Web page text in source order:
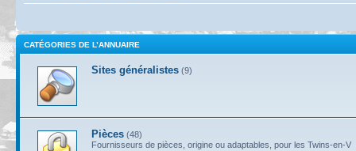
CATÉGORIES DE L’ANNUAIRE
Sites généralistes (9)
Pièces (48)
Fournisseurs de pièces, origine ou adaptables, pour les Twins-en-V